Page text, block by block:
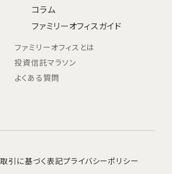
コラム
ファミリーオフィスガイド
ファミリーオフィスとは
投資信託マラソン
よくある質問
引に基づく表記プライバシーポリシー